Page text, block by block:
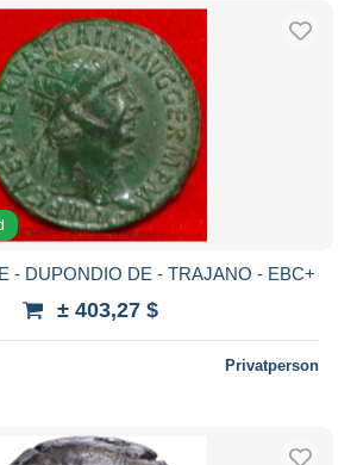
- DUPONDIO DE - TRAJANO - EBC+
± 403,27 $
Privatperson